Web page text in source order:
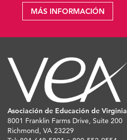
MÁS INFORMACIÓN
Asociación de Educación de Virginia
8001 Franklin Farms Drive, Suite 200
Richmond, VA 23229